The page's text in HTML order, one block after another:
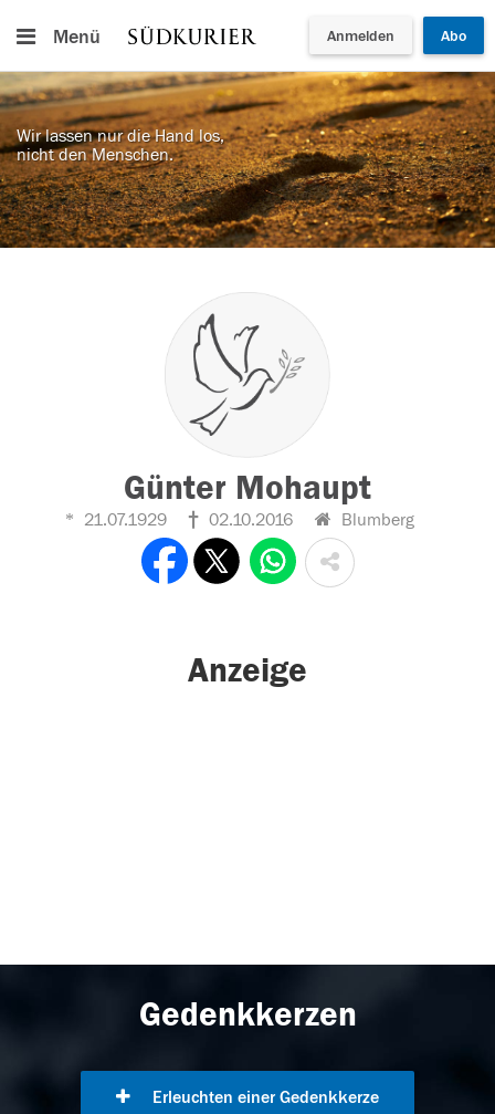
Menü Anmelden Abo
Wir lassen nur die Hand los,
nicht den Menschen.
Günter Mohaupt
21.07.1929 02.10.2016 Blumberg
Anzeige
Gedenkkerzen
Erleuchten einer Gedenkkerze